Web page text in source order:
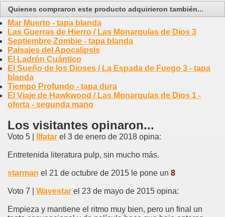
Quienes compraron este producto adquirieron también...
Mar Muerto - tapa blanda
Las Guerras de Hierro / Las Monarquías de Dios 3
Septiembre Zombie - tapa blanda
Paisajes del Apocalipsis
El Ladrón Cuántico
El Sueño de los Dioses / La Espada de Fuego 3 - tapa
blanda
Tiempo Profundo - tapa dura
El Viaje de Hawkwood / Las Monarquías de Dios 1 -
oferta - segunda mano
Los visitantes opinaron...
Voto 5 | Ilfatar el 3 de enero de 2018 opina:
Entretenida literatura pulp, sin mucho más.
starman el 21 de octubre de 2015 le pone un 8
Voto 7 | Wavestar el 23 de mayo de 2015 opina:
Empieza y mantiene el ritmo muy bien, pero un final un